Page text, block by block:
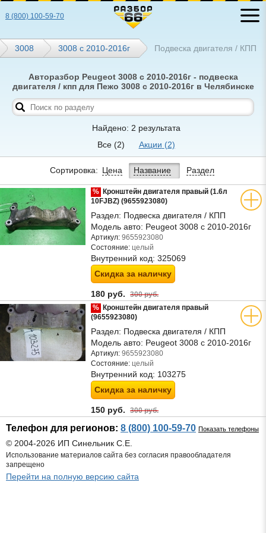
8 (800) 100-59-70
3008 3008 с 2010-2016г Подвеска двигателя / КПП
Авторазбор Peugeot 3008 с 2010-2016г - подвеска
двигателя / кпп для Пежо 3008 с 2010-2016г в Челябинске
Найдено: 2 результата
Все (2) Акции (2)
Сортировка: Цена Название Раздел
% Кронштейн двигателя правый (1.6л
10FJBZ) (9655923080)
Раздел: Подвеска двигателя / КПП
Модель авто: Peugeot 3008 с 2010-2016г
Артикул: 9655923080
Состояние: целый
Внутренний код: 325069
Скидка за наличку
180 руб. 300 руб.
% Кронштейн двигателя правый
(9655923080)
Раздел: Подвеска двигателя / КПП
Модель авто: Peugeot 3008 с 2010-2016г
Артикул: 9655923080
Состояние: целый
Внутренний код: 103275
Скидка за наличку
150 руб. 300 руб.
Телефон для регионов: 8 (800) 100-59-70 Показать телефоны
© 2004-2026 ИП Синельник С.Е.
Использование материалов сайта без согласия правообладателя
запрещено
Перейти на полную версию сайта